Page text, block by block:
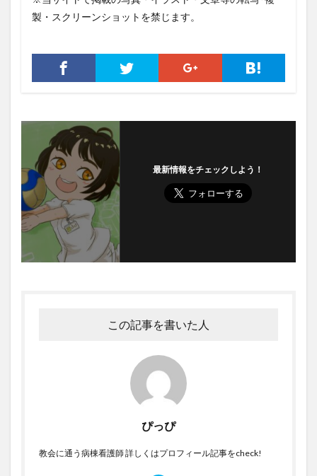
製・スクリーンショットを禁じます。
最新情報をチェックしよう！
この記事を書いた人
ぴっぴ
教会に通う病棟看護師 詳しくはプロフィール記事をcheck!